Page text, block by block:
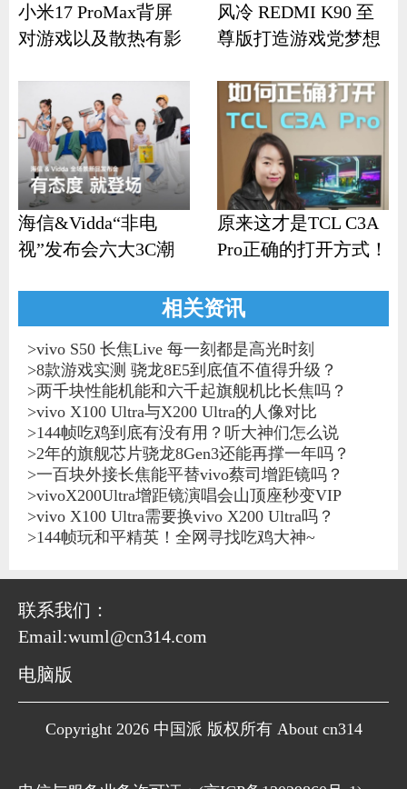
小米17 ProMax背屏
对游戏以及散热有影
风冷 REDMI K90 至
尊版打造游戏党梦想
海信&Vidda“非电
视”发布会六大3C潮
原来这才是TCL C3A
Pro正确的打开方式！
相关资讯
>vivo S50 长焦Live 每一刻都是高光时刻
>8款游戏实测 骁龙8E5到底值不值得升级？
>两千块性能机能和六千起旗舰机比长焦吗？
>vivo X100 Ultra与X200 Ultra的人像对比
>144帧吃鸡到底有没有用？听大神们怎么说
>2年的旗舰芯片骁龙8Gen3还能再撑一年吗？
>一百块外接长焦能平替vivo蔡司增距镜吗？
>vivoX200Ultra增距镜演唱会山顶座秒变VIP
>vivo X100 Ultra需要换vivo X200 Ultra吗？
>144帧玩和平精英！全网寻找吃鸡大神~
联系我们：
Email:wuml@cn314.com
电脑版
Copyright 2026 中国派 版权所有 About cn314